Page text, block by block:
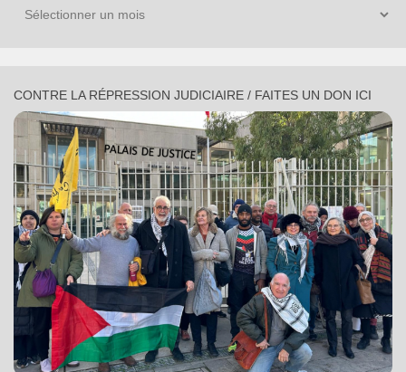
Archives
CONTRE LA RÉPRESSION JUDICIAIRE / FAITES UN DON ICI